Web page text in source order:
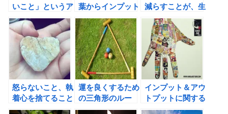
いこと」というア
ドバイスを守るこ
とで、私が手に入
れたもの。
葉からインプット
の重要性を学ぶ！
減らすことが、生
産性を高める秘
訣。
怒らないこと、執
着心を捨てること
で幸せになれると
運を良くするため
の三角形のルー
ル。リチャード・
インプット＆アウ
トプットに関する
名言から、インス